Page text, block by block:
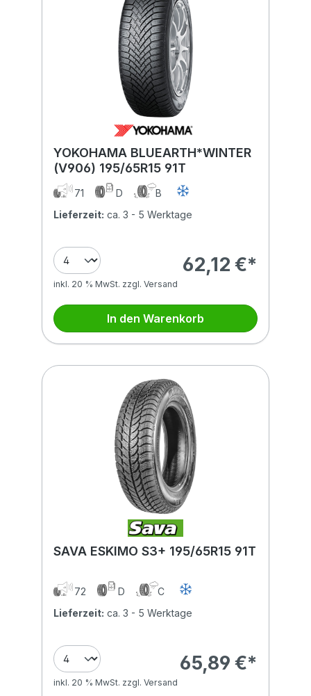
YOKOHAMA BLUEARTH*WINTER
(V906) 195/65R15 91T
71 D
B
Lieferzeit: ca. 3 - 5 Werktage
62,12 €*
inkl. 20 % MwSt. zzgl. Versand
In den Warenkorb
SAVA ESKIMO S3+ 195/65R15 91T
72 D
C
Lieferzeit: ca. 3 - 5 Werktage
65,89 €*
inkl. 20 % MwSt. zzgl. Versand